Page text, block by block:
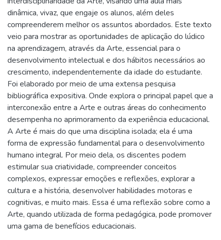
dinâmica, vivaz, que engaje os alunos, além deles
compreenderem melhor os assuntos abordados. Este texto
veio para mostrar as oportunidades de aplicação do lúdico
na aprendizagem, através da Arte, essencial para o
desenvolvimento intelectual e dos hábitos necessários ao
crescimento, independentemente da idade do estudante.
Foi elaborado por meio de uma extensa pesquisa
bibliográfica expositiva. Onde explora o principal papel que a
interconexão entre a Arte e outras áreas do conhecimento
desempenha no aprimoramento da experiência educacional.
A Arte é mais do que uma disciplina isolada; ela é uma
forma de expressão fundamental para o desenvolvimento
humano integral. Por meio dela, os discentes podem
estimular sua criatividade, compreender conceitos
complexos, expressar emoções e reflexões, explorar a
cultura e a história, desenvolver habilidades motoras e
cognitivas, e muito mais. Essa é uma reflexão sobre como a
Arte, quando utilizada de forma pedagógica, pode promover
uma gama de benefícios educacionais.